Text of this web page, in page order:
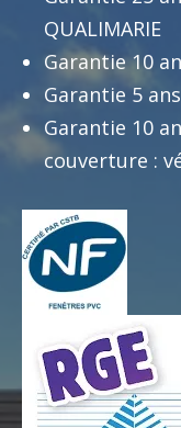
QUALIMARIE
Garantie 10
Garantie 5
Garantie 10
couverture :